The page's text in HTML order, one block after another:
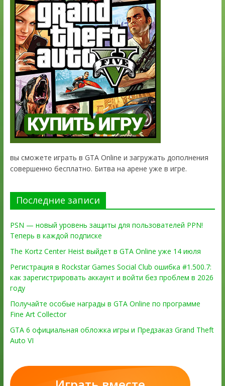
вы сможете играть в GTA Online и загружать дополнения
совершенно бесплатно. Битва на арене уже в игре.
Последние записи
PSN — новый уровень защиты для пользователей PPN!
Теперь в каждой подписке
The Kortz Center Heist выйдет в GTA Online уже 14 июля
Регистрация в Rockstar Games Social Club ошибка #1.500.7:
как зарегистрировать аккаунт и войти без проблем в 2026
году
Получайте особые награды в GTA Online по программе
Fine Art Collector
GTA 6 официальная обложка игры и Предзаказ Grand Theft
Auto VI